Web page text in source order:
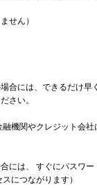
せん）
合には、できるだけ早
さい。
機関やクレジット会社
には、 すぐにパスワー
につながります）